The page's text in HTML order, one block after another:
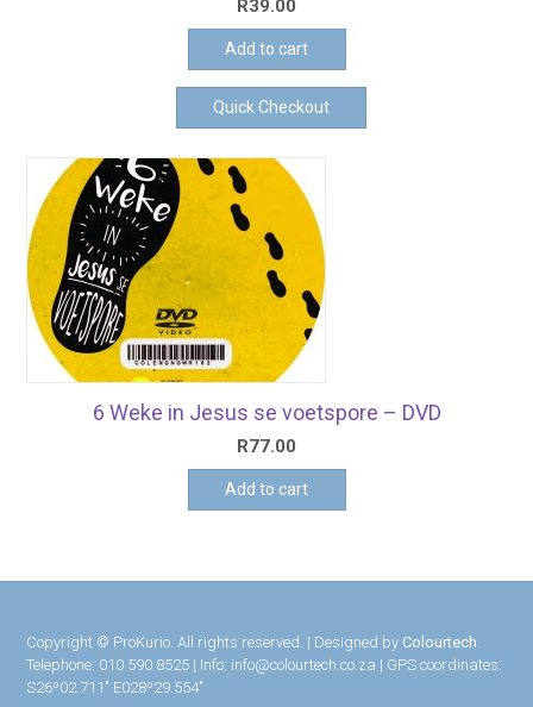
R39.00
Add to cart
Quick Checkout
6 Weke in Jesus se voetspore – DVD
R77.00
Add to cart
Copyright © ProKurio. All rights reserved. | Designed by Colourtech.
Telephone: 010 590 8525 | Info: info@colourtech.co.za | GPS coordinates:
S26º02.711″ E028º29.554″